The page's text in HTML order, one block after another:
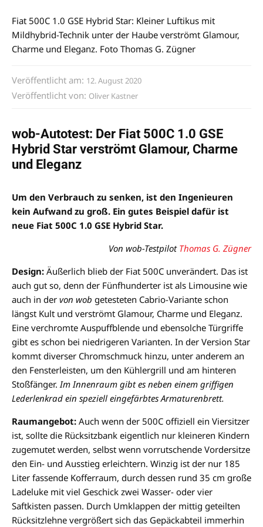
Fiat 500C 1.0 GSE Hybrid Star: Kleiner Luftikus mit
Mildhybrid-Technik unter der Haube verströmt Glamour,
Charme und Eleganz. Foto Thomas G. Zügner
Veröffentlicht am: 12. August 2020
Veröffentlicht von: Oliver Kastner
wob-Autotest: Der Fiat 500C 1.0 GSE
Hybrid Star verströmt Glamour, Charme
und Eleganz
Um den Verbrauch zu senken, ist den Ingenieuren
kein Aufwand zu groß. Ein gutes Beispiel dafür ist
neue Fiat 500C 1.0 GSE Hybrid Star.
Von wob-Testpilot Thomas G. Zügner
Design: Äußerlich blieb der Fiat 500C unverändert. Das ist
auch gut so, denn der Fünfhunderter ist als Limousine wie
auch in der von wob getesteten Cabrio-Variante schon
längst Kult und verströmt Glamour, Charme und Eleganz.
Eine verchromte Auspuffblende und ebensolche Türgriffe
gibt es schon bei niedrigeren Varianten. In der Version Star
kommt diverser Chromschmuck hinzu, unter anderem an
den Fensterleisten, um den Kühlergrill und am hinteren
Stoßfänger.Im Innenraum gibt es neben einem griffigen
Lederlenkrad ein speziell eingefärbtes Armaturenbrett.
Raumangebot: Auch wenn der 500C offiziell ein Viersitzer
ist, sollte die Rücksitzbank eigentlich nur kleineren Kindern
zugemutet werden, selbst wenn vorrutschende Vordersitze
den Ein- und Ausstieg erleichtern. Winzig ist der nur 185
Liter fassende Kofferraum, durch dessen rund 35 cm große
Ladeluke mit viel Geschick zwei Wasser- oder vier
Saftkisten passen. Durch Umklappen der mittig geteilten
Rücksitzlehne vergrößert sich das Gepäckabteil immerhin